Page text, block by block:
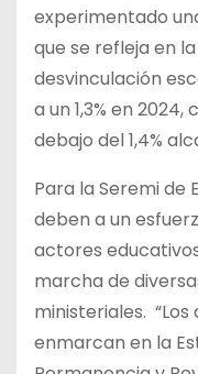
experimentado
que se refleja en
desvinculación
a un 1,3% en
debajo del 1,4%
Para la Seremi de
deben a un
actores
marcha de
ministeriales.
enmarcan en la